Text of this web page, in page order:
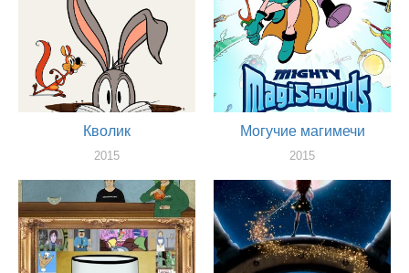
Кволик
2015
Могучие магимечи
2015